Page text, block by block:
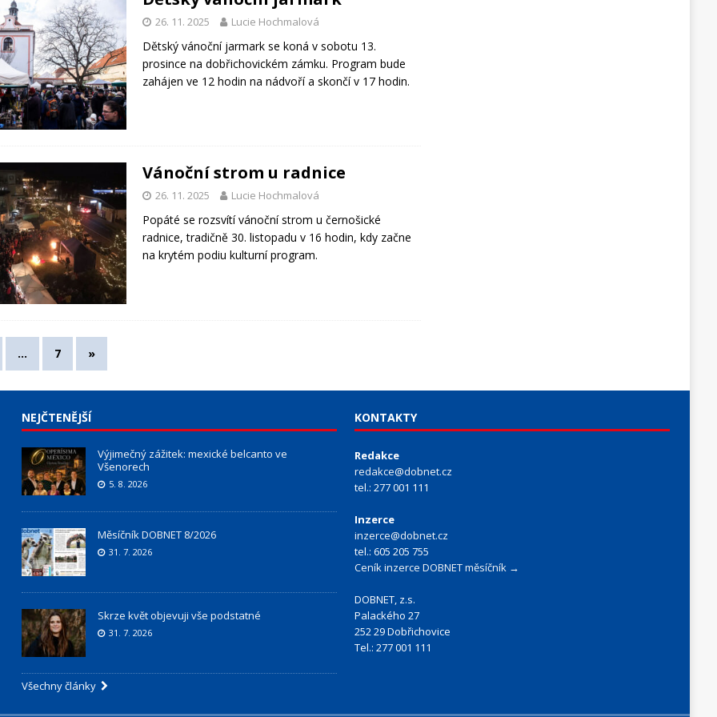
26. 11. 2025 Lucie Hochmalová
Dětský vánoční jarmark se koná v sobotu 13.
prosince na dobřichovickém zámku. Program bude
zahájen ve 12 hodin na nádvoří a skončí v 17 hodin.
Vánoční strom u radnice
26. 11. 2025 Lucie Hochmalová
Popáté se rozsvítí vánoční strom u černošické
radnice, tradičně 30. listopadu v 16 hodin, kdy začne
na krytém podiu kulturní program.
… 7 »
NEJČTENĚJŠÍ
Výjimečný zážitek: mexické belcanto ve
Všenorech
5. 8. 2026
Měsíčník DOBNET 8/2026
31. 7. 2026
Skrze květ objevuji vše podstatné
31. 7. 2026
Všechny články
KONTAKTY
Redakce
redakce@dobnet.cz
tel.: 277 001 111
Inzerce
inzerce@dobnet.cz
tel.: 605 205 755
Ceník inzerce DOBNET měsíčník →
DOBNET, z.s.
Palackého 27
252 29 Dobřichovice
Tel.: 277 001 111